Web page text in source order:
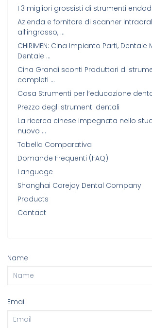
I 3 migliori grossisti di strumenti
Azienda e fornitore di scanner
all’ingrosso, …
CHIRIMEN: Cina Impianto Parti, Dentale
Dentale …
Cina Grandi sconti Produttori di
completi …
Casa Strumenti per l’educazione
Prezzo degli strumenti dentali
La ricerca cinese impegnata nello
nuovo …
Tabella Comparativa
Domande Frequenti (FAQ)
Language
Shanghai Carejoy Dental Company
Products
Contact
Name
Email